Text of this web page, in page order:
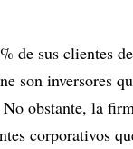
de sus clientes de
son inversores
obstante, la
corporativos